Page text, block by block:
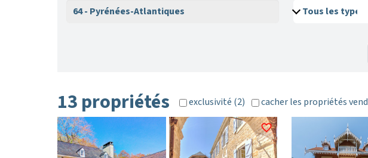
64 - Pyrénées-Atlantiques
13 propriétés exclusivité (2) cacher les propriétés